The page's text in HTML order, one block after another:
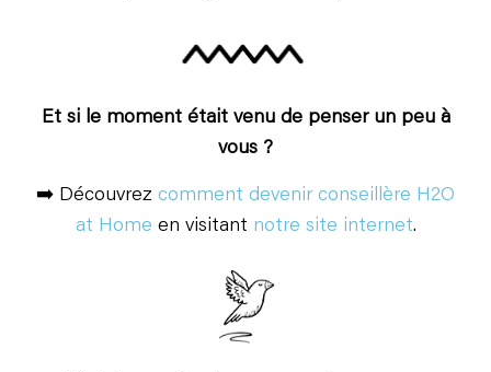
Et si le moment était venu de penser un peu à
vous ?
➡️ Découvrez comment devenir conseillère H2O
at Home en visitant notre site internet.